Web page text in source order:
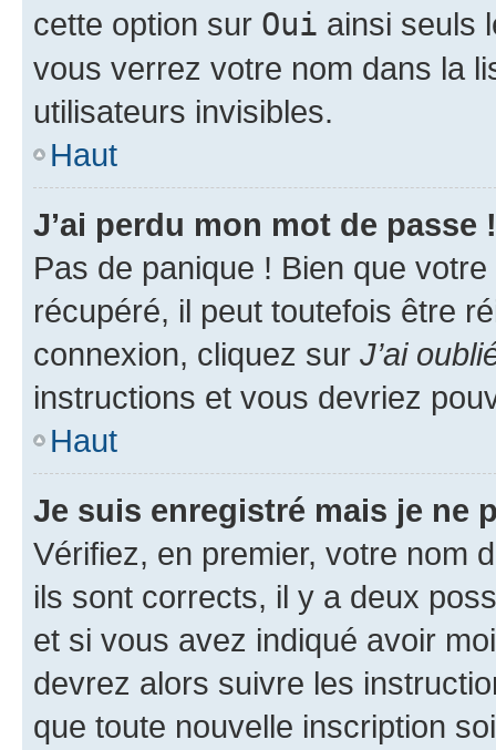
cette option sur Oui ainsi seuls
vous verrez votre nom dans la
utilisateurs invisibles.
Haut
J’ai perdu mon mot de passe !
Pas de panique ! Bien que
récupéré, il peut toutefois être
connexion, cliquez sur J’ai
instructions et vous devriez
Haut
Je suis enregistré mais je ne
Vérifiez, en premier, votre nom
ils sont corrects, il y a deux
et si vous avez indiqué avoir
devrez alors suivre les
que toute nouvelle inscription